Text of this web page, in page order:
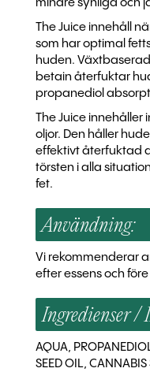
mindre synliga och
The Juice innehåll
som har optimal
huden.
betain återfuktar
propanediol
The Juice innehåller
oljor. Den håller
effektivt återfuktad
törsten i alla
fet.
Användning:
Vi rekommenderar
efter essens och före
Ingredienser /
AQUA,
SEED OIL, CANNABIS